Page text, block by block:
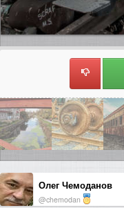
Олег Чемоданов
@chemodan